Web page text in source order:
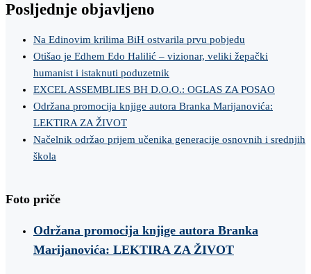
Posljednje objavljeno
Na Edinovim krilima BiH ostvarila prvu pobjedu
Otišao je Edhem Edo Halilić – vizionar, veliki žepački
humanist i istaknuti poduzetnik
EXCEL ASSEMBLIES BH D.O.O.: OGLAS ZA POSAO
Održana promocija knjige autora Branka Marijanovića:
LEKTIRA ZA ŽIVOT
Načelnik održao prijem učenika generacije osnovnih i srednjih
škola
Foto priče
Održana promocija knjige autora Branka
Marijanovića: LEKTIRA ZA ŽIVOT